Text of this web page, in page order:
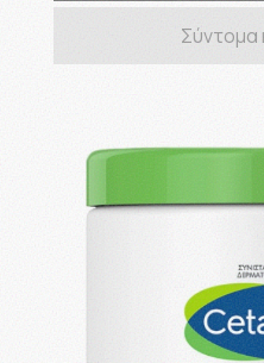
Σύντομα